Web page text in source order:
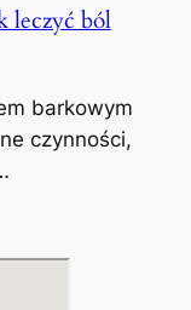
leczyć ból
barkowym
czynności,